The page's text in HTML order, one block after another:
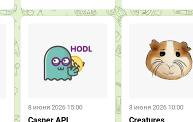
8 июня 2026 15:00 3 июня 2026 10:00